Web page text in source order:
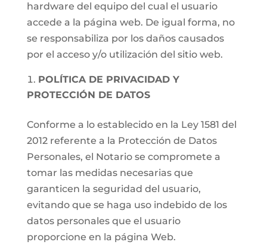
hardware del equipo del cual el usuario
accede a la página web. De igual forma, no
se responsabiliza por los daños causados
por el acceso y/o utilización del sitio web.
POLÍTICA DE PRIVACIDAD Y
PROTECCIÓN DE DATOS
Conforme a lo establecido en la Ley 1581 del
2012 referente a la Protección de Datos
Personales, el Notario se compromete a
tomar las medidas necesarias que
garanticen la seguridad del usuario,
evitando que se haga uso indebido de los
datos personales que el usuario
proporcione en la página Web.